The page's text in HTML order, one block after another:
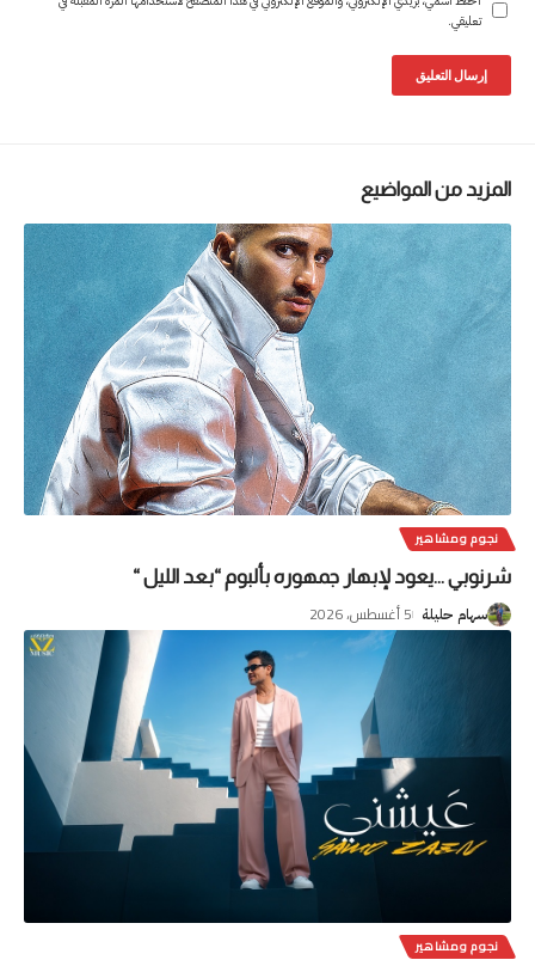
تعليقي.
المزيد من المواضيع
نجوم ومشاهير
شرنوبي …يعود لإبهار جمهوره بألبوم “بعد الليل “
سهام حليلة 5 أغسطس، 2026
نجوم ومشاهير